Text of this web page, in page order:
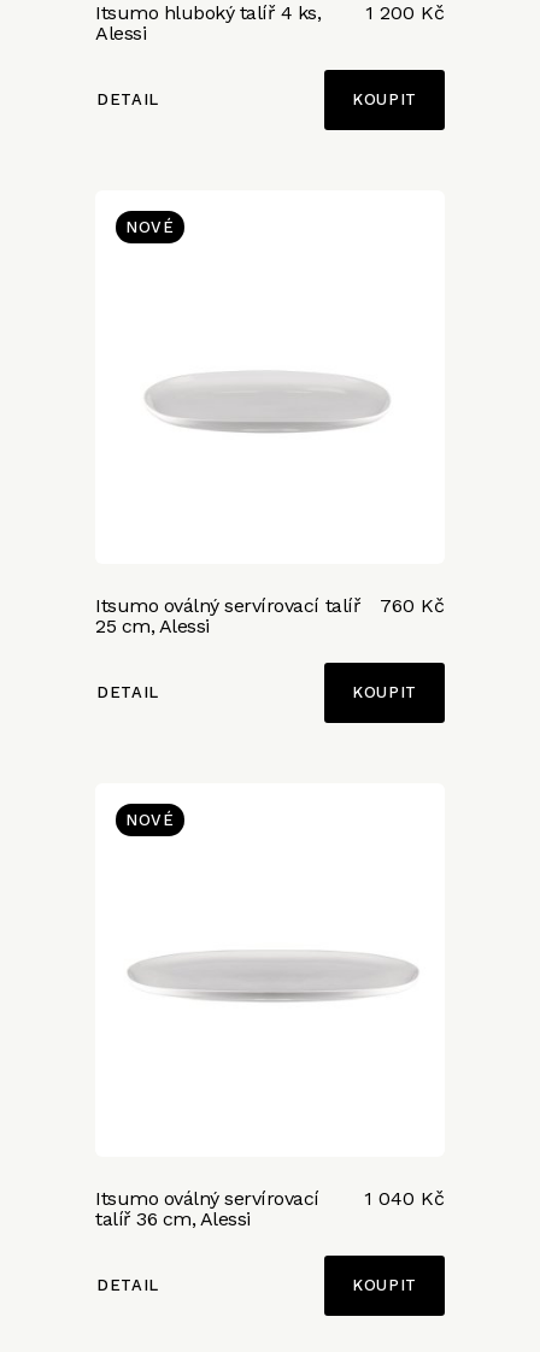
Itsumo hluboký talíř 4 ks,
Alessi
1 200 Kč
DETAIL
NOVÉ
Itsumo oválný servírovací talíř
25 cm, Alessi
760 Kč
DETAIL
NOVÉ
Itsumo oválný servírovací
talíř 36 cm, Alessi
1 040 Kč
DETAIL